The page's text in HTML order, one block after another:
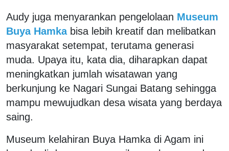
Audy juga menyarankan pengelolaan Museum
Buya Hamka bisa lebih kreatif dan melibatkan
masyarakat setempat, terutama generasi
muda. Upaya itu, kata dia, diharapkan dapat
meningkatkan jumlah wisatawan yang
berkunjung ke Nagari Sungai Batang sehingga
mampu mewujudkan desa wisata yang berdaya
saing.
Museum kelahiran Buya Hamka di Agam ini